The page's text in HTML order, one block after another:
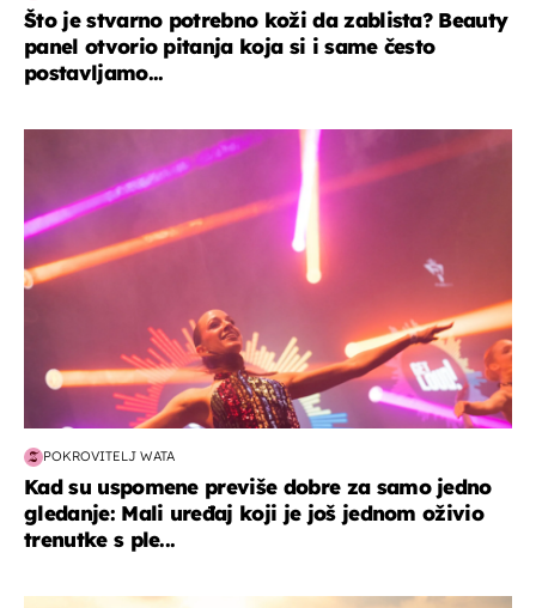
Što je stvarno potrebno koži da zablista? Beauty
panel otvorio pitanja koja si i same često
postavljamo...
POKROVITELJ WATA
Kad su uspomene previše dobre za samo jedno
gledanje: Mali uređaj koji je još jednom oživio
trenutke s ple...